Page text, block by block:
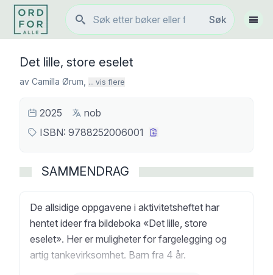
Søk
Søk
Vis
Det lille, store eselet
av Camilla Ørum ... vis flere
2025
nob
ISBN: 9788252006001
SAMMENDRAG
De allsidige oppgavene i aktivitetsheftet har
hentet ideer fra bildeboka «Det lille, store
eselet». Her er muligheter for fargelegging og
artig tankevirksomhet. Barn fra 4 år.